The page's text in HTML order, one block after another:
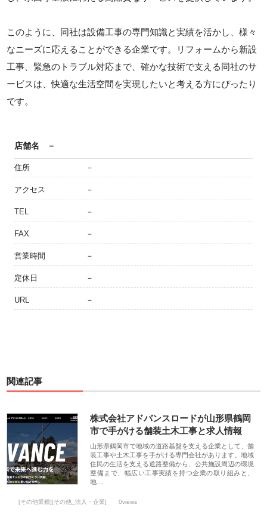
このように、同社は設備工事の専門知識と実績を活かし、様々
なニーズに応えることができる企業です。リフォームから新設
工事、緊急のトラブル対応まで、確かな技術で支える同社のサ
ービスは、快適な生活空間を実現したいと考える方にぴったり
です。
店舗名 －
住所 －
アクセス －
TEL －
FAX －
営業時間 －
定休日 －
URL －
関連記事
株式会社アドバンスロードが山形県鶴岡
市で手がける舗装土木工事と求人情報
山形県鶴岡市で地域の道路基盤を支える企業として、舗
装工事や土木工事を手がける専門会社があります。地域
住民の生活を支える道路整備から、公共施設周辺の環境
整備まで、幅広い工事実績を持つ企業の取り組みと、
地…
[その他業種][その他_法人・企業] 0views